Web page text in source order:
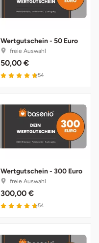
Wertgutschein - 50 Euro
freie Auswahl
50,00 €
4.7 von 5
54
Wertgutschein - 300 Euro
freie Auswahl
300,00 €
4.7 von 5
54